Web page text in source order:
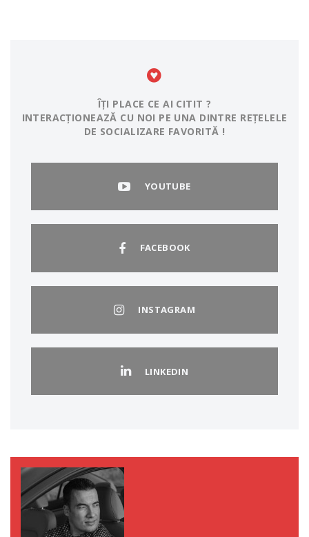
ÎȚI PLACE CE AI CITIT ?
INTERACȚIONEAZĂ CU NOI PE UNA DINTRE REȚELELE
DE SOCIALIZARE FAVORITĂ !
YOUTUBE
FACEBOOK
INSTAGRAM
LINKEDIN